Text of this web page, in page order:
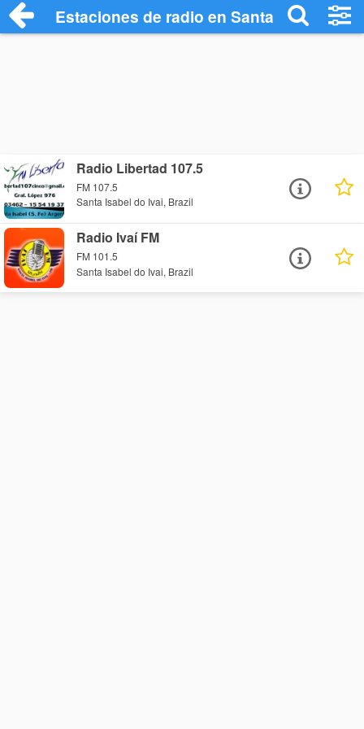
Estaciones de radio en Santa Isabel do
Radio Libertad 107.5
FM 107.5
Santa Isabel do Ivai, Brazil
Radio Ivaí FM
FM 101.5
Santa Isabel do Ivai, Brazil